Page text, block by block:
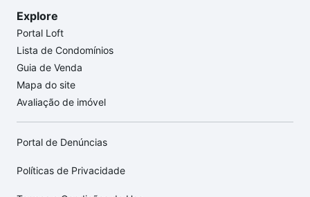
Explore
Portal Loft
Lista de Condomínios
Guia de Venda
Mapa do site
Avaliação de imóvel
Portal de Denúncias
Políticas de Privacidade